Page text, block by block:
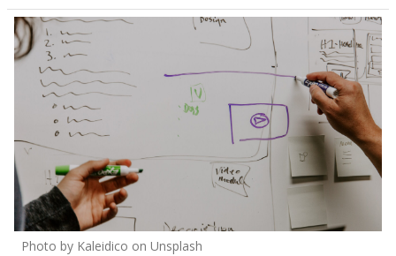
Photo by Kaleidico on Unsplash